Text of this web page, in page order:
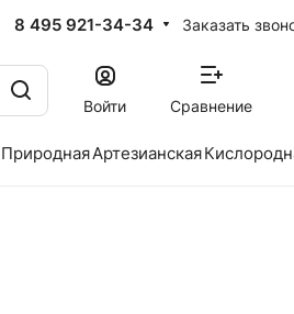
8 495 921-34-34 Заказать
Войти Сравнение
ПрироднаяАртезианская